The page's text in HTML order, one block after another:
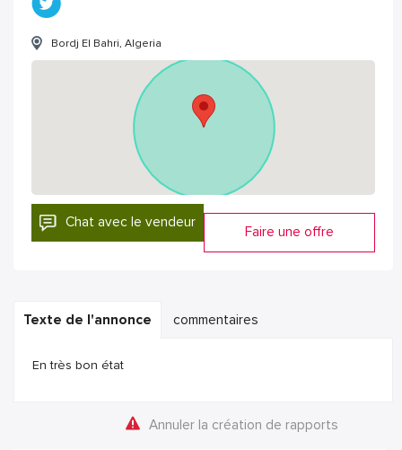
Bordj El Bahri, Algeria
Chat avec le vendeur
Faire une offre
Texte de l'annonce commentaires
En très bon état
Annuler la création de rapports